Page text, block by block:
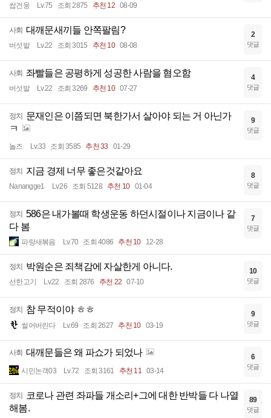
쌉건웅 Lv.75 조회 2875 추천 12 08-09
사회 대깨문새끼들 안쪽팔림?
버섯밭 Lv.22 조회 3015 추천 10 08-08
2
댓글
사회 좌빨들은 공평하게 성공한 사람을 혐오함
버섯밭 Lv.22 조회 3269 추천 10 07-27
4
댓글
정치 문재인은 이쯤되면 북한가서 살아야 되는 거 아닌가
ㅋ
놀즈 Lv.33 조회 3585 추천 33 01-29
9
댓글
정치 지금 경제 너무 좋은것같아요
Nanangge1 Lv.26 조회 5128 추천 10 01-04
8
댓글
정치 586은 내가볼때 학생운동 하던시절이나 지금이나 같
다 봄
파랑새볶음 Lv.70 조회 4086 추천 10 12-28
7
댓글
정치 박원순은 죄책감에 자살한게 아니다.
선한고기 Lv.22 조회 2876 추천 22 07-10
10
댓글
정치 참 무적이야 ㅎㅎ
썰어버린다 Lv.69 조회 2627 추천 10 03-19
9
댓글
사회 대깨문들은 왜 파쇼가 되었나
시민논객03 Lv.72 조회 3161 추천 11 03-14
6
댓글
정치 코로나 관련 좌파들 개소리+그에 대한 반박들 다 나열
해봄.
89
댓글